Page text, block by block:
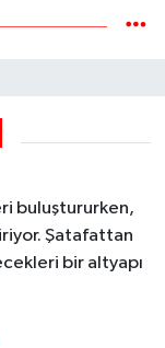
buluştururken,
Şatafattan
bir altyapı